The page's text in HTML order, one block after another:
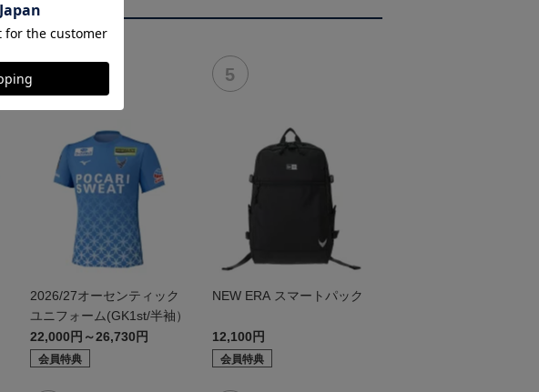
2026/27オーセンティック
ユニフォーム(GK1st/半袖）
22,000円～26,730円
会員特典
NEW ERA スマートパック
12,100円
会員特典